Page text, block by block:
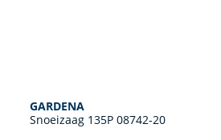
GARDENA
Snoeizaag 135P 08742-20